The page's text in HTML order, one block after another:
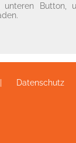
Button,
Datenschutz